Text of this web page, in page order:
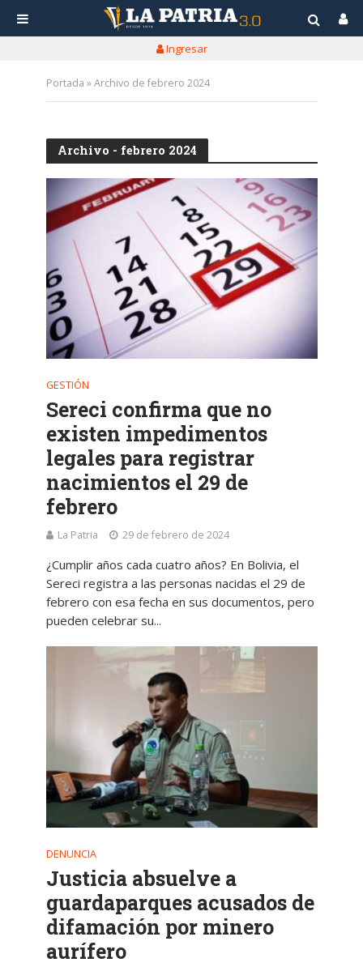
Ingresar
Portada »Archivo de febrero 2024
Archivo - febrero 2024
GESTIÓN
Sereci confirma que no
existen impedimentos
legales para registrar
nacimientos el 29 de
febrero
La Patria 29 de febrero de 2024
¿Cumplir años cada cuatro años? En Bolivia, el
Sereci registra a las personas nacidas el 29 de
febrero con esa fecha en sus documentos, pero
pueden celebrar su...
DENUNCIA
Justicia absuelve a
guardaparques acusados de
difamación por minero
aurífero